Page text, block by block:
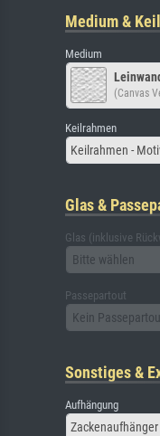
Medium &
Medium
(Canvas
Keilrahmen
Keilrahmen -
Glas &
Glas (inklusive
Bitte wählen
Passepartout
Kein
Sonstiges &
Aufhängung